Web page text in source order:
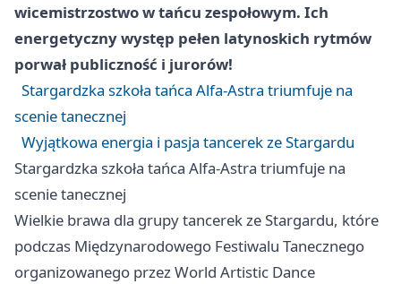
wicemistrzostwo w tańcu zespołowym. Ich
energetyczny występ pełen latynoskich rytmów
porwał publiczność i jurorów!
Stargardzka szkoła tańca Alfa-Astra triumfuje na
scenie tanecznej
Wyjątkowa energia i pasja tancerek ze Stargardu
Stargardzka szkoła tańca Alfa-Astra triumfuje na
scenie tanecznej
Wielkie brawa dla grupy tancerek ze Stargardu, które
podczas Międzynarodowego Festiwalu Tanecznego
organizowanego przez World Artistic Dance